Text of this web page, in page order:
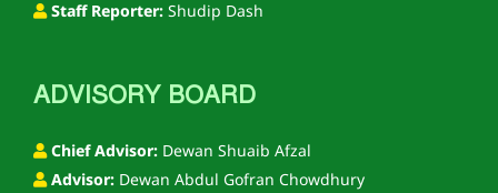
Staff Reporter: Shudip Dash
ADVISORY BOARD
Chief Advisor: Dewan Shuaib Afzal
Advisor: Dewan Abdul Gofran Chowdhury